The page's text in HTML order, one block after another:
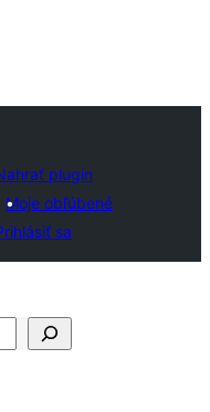
plugin
Moje obľúbené
sa